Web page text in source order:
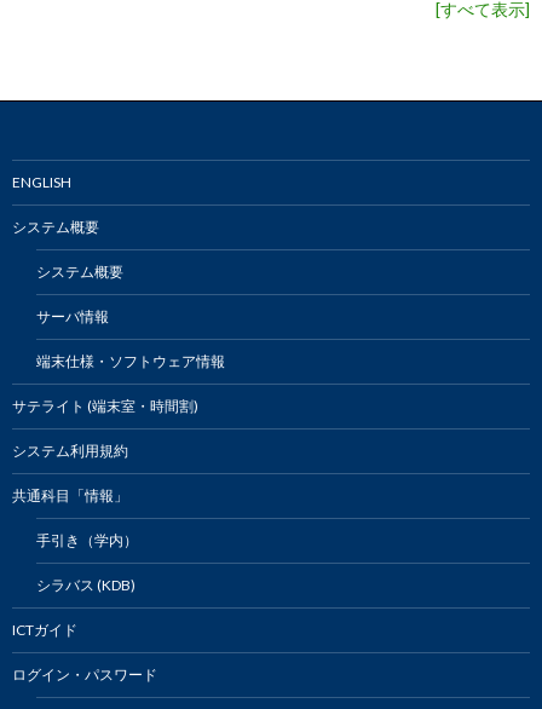
[すべて表示]
ENGLISH
システム概要
システム概要
サーバ情報
端末仕様・ソフトウェア情報
サテライト (端末室・時間割)
システム利用規約
共通科目「情報」
手引き（学内）
シラバス (KDB)
ICTガイド
ログイン・パスワード